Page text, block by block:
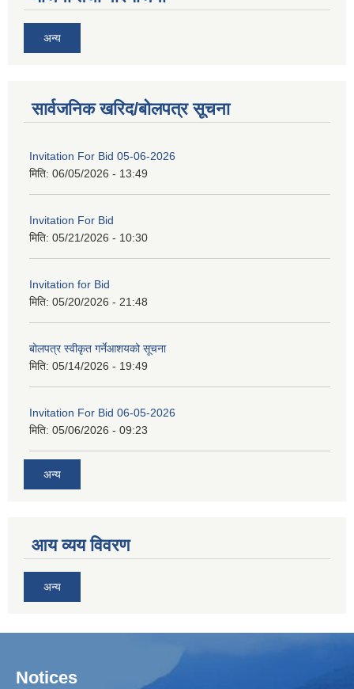
अन्य
सार्वजनिक खरिद/बोलपत्र सूचना
Invitation For Bid 05-06-2026
मिति: 06/05/2026 - 13:49
Invitation For Bid
मिति: 05/21/2026 - 10:30
Invitation for Bid
मिति: 05/20/2026 - 21:48
बोलपत्र स्वीकृत गर्नेआशयको सूचना
मिति: 05/14/2026 - 19:49
Invitation For Bid 06-05-2026
मिति: 05/06/2026 - 09:23
अन्य
आय व्यय विवरण
अन्य
Notices